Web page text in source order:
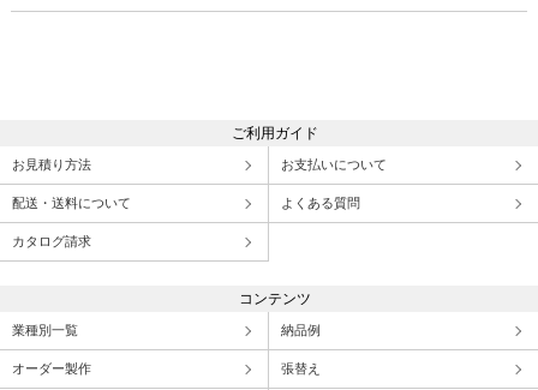
ご利用ガイド
お見積り方法 お支払いについて
配送・送料について よくある質問
カタログ請求
コンテンツ
業種別一覧 納品例
オーダー製作 張替え